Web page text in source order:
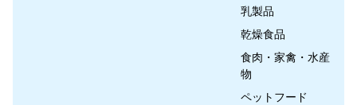
乳製品
乾燥食品
食肉・家禽・水産
物
ペットフード